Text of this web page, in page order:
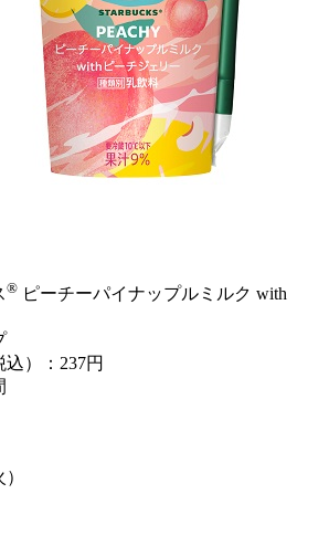
® ピーチーパイナップルミルク with
）：237円